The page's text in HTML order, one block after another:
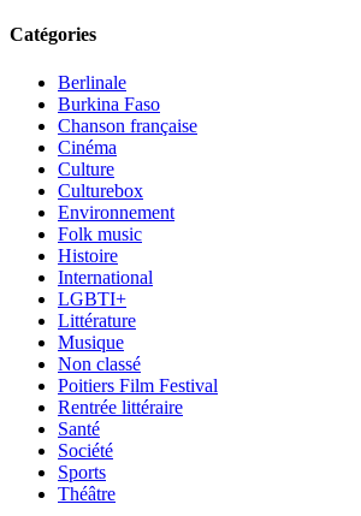
Catégories
Berlinale
Burkina Faso
Chanson française
Cinéma
Culture
Culturebox
Environnement
Folk music
Histoire
International
LGBTI+
Littérature
Musique
Non classé
Poitiers Film Festival
Rentrée littéraire
Santé
Société
Sports
Théâtre